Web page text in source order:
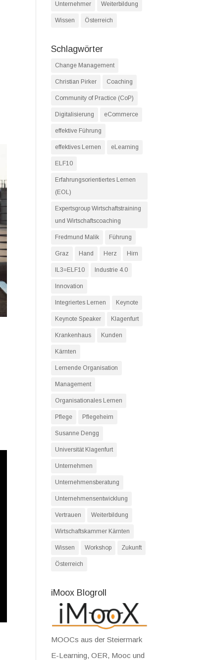
Unternehmer Weiterbildung
Wissen Österreich
Schlagwörter
Change Management
Christian Pirker Coaching
Community of Practice (CoP)
Digitalisierung eCommerce
effektive Führung
effektives Lernen eLearning
ELF10
Erfahrungsorientiertes Lernen
(EOL)
Expertsgroup Wirtschaftstraining
und Wirtschaftscoaching
Fredmund Malik Führung
Graz Hand Herz Hirn
IL3=ELF10 Industrie 4.0
Innovation
Integriertes Lernen Keynote
Keynote Speaker Klagenfurt
Krankenhaus Kunden
Kärnten
Lernende Organisation
Management
Organisationales Lernen
Pflege Pflegeheim
Susanne Dengg
Universität Klagenfurt
Unternehmen
Unternehmensberatung
Unternehmensentwicklung
Vertrauen Weiterbildung
Wirtschaftskammer Kärnten
Wissen Workshop Zukunft
Österreich
iMoox Blogroll
MOOCs aus der Steiermark
E-Learning, OER, Mooc und